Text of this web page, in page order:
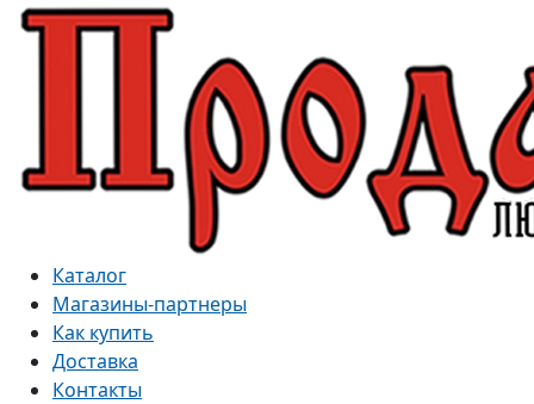
Каталог
Магазины-партнеры
Как купить
Доставка
Контакты